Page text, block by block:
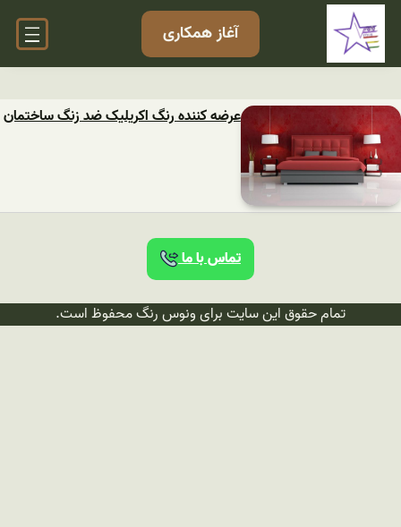
آغاز همکاری
عرضه کننده رنگ اکریلیک ضد زنگ ساختمان
تماس با ما
تمام حقوق این سایت برای ونوس رنگ محفوظ است.